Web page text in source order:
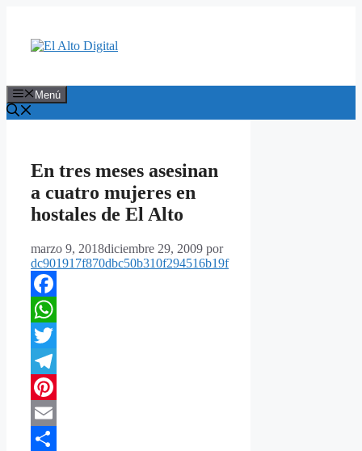
contenido
Menú
En tres meses asesinan
a cuatro mujeres en
hostales de El Alto
marzo 9, 2018diciembre 29, 2009 por
dc901917f870dbc50b310f294516b19f
Facebook
WhatsApp
Twitter
Telegram
Pinterest
Email